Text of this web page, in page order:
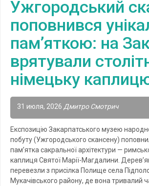
Ужгородський
поповнився
пам’яткою: на
врятували
німецьку
31 июля, 2026 Дмитро Смотрич
Експозицію Закарпатського музею
побуту (Ужгородського скансену)
пам’ятка сакральної архітектури —
каплиця Святої Марії-Магдалини.
перевезли з присілка Полище села
Мукачівського району, де вона тривалий